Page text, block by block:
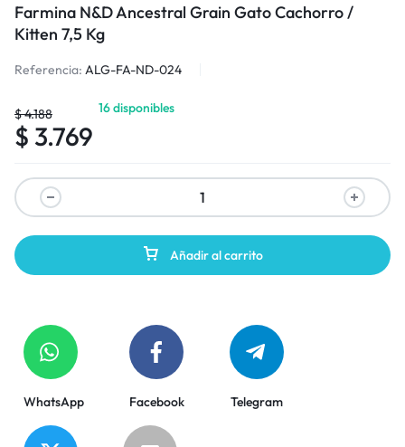
Farmina N&D Ancestral Grain Gato Cachorro /
Kitten 7,5 Kg
Referencia: ALG-FA-ND-024
$4.188
$ 3.769
16 disponibles
Añadir al carrito
WhatsApp Facebook Telegram